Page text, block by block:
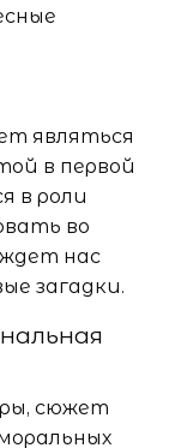
являться
в первой
в роли
во
нас
загадки.
сюжет